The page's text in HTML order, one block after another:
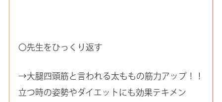
〇先生をひっくり返す
→大腿四頭筋と言われる太ももの筋力アップ！！
立つ時の姿勢やダイエットにも効果テキメン